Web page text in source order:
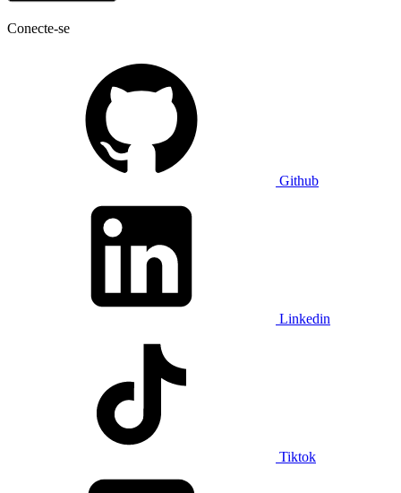
Conecte-se
Github
Linkedin
Tiktok